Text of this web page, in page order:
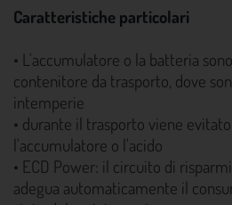
Caratteristiche particolari
• L'accumulatore o la batteria
contenitore da trasporto, dove
intemperie
• durante il trasporto viene
l'accumulatore o l'acido
• ECD Power: il circuito di
adegua automaticamente il